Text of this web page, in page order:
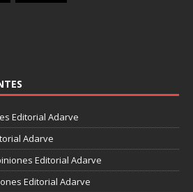
Editorial Adarve
Adarve
Editorial Adarve
Editorial Adarve